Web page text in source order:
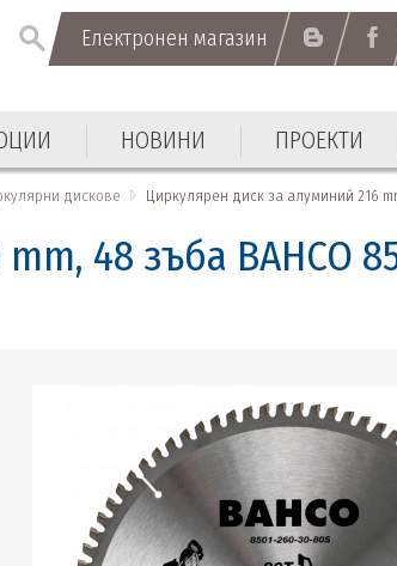
Електронен магазин
НОВИНИ ПРОЕКТИ
Електронен магазин
дискове Циркулярен диск за алуминий 216
48 зъба BAHCO